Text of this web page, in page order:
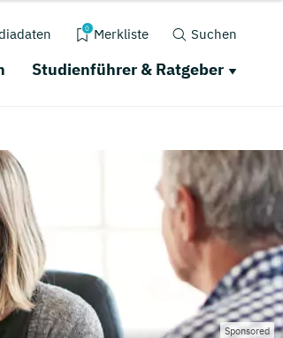
0 Merkliste Suchen
Studienführer & Ratgeber
Sponsored